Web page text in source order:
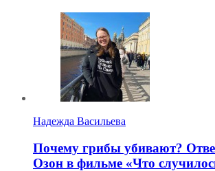
Надежда Васильева
Почему грибы убивают?
Озон в фильме «Что